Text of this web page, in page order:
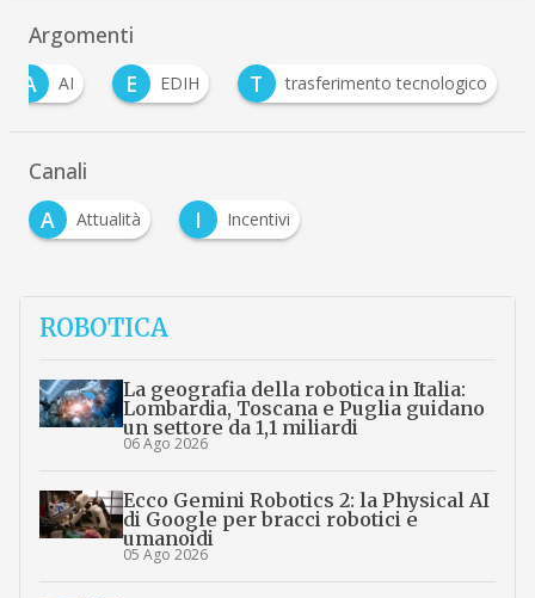
Argomenti
A
AI E EDIH T trasferimento tecnologico
Canali
A
Attualità I Incentivi
ROBOTICA
La geografia della robotica in Italia:
Lombardia, Toscana e Puglia guidano
un settore da 1,1 miliardi
06 Ago 2026
Ecco Gemini Robotics 2: la Physical AI
di Google per bracci robotici e
umanoidi
05 Ago 2026